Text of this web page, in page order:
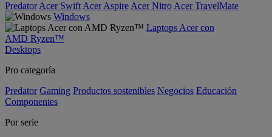
Predator Acer Swift Acer Aspire Acer Nitro Acer TravelMate
Windows
Laptops Acer con
AMD Ryzen™
Desktops
Pro categoría
Predator Gaming Productos sostenibles Negocios Educación
Componentes
Por serie